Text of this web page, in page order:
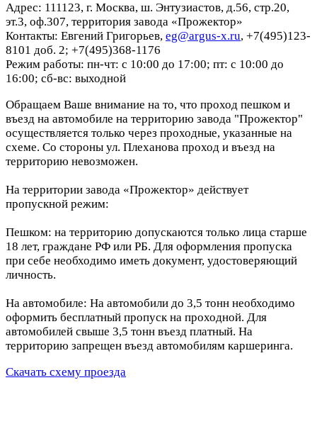
Адрес: 111123, г. Москва, ш. Энтузиастов, д.56, стр.20,
эт.3, оф.307, территория завода «Прожектор»
Контакты: Евгений Григорьев, eg@argus-x.ru, +7(495)123-
8101 доб. 2; +7(495)368-1176
Режим работы: пн-чт: с 10:00 до 17:00; пт: с 10:00 до
16:00; сб-вс: выходной
Обращаем Ваше внимание на то, что проход пешком и
въезд на автомобиле на территорию завода "Прожектор"
осуществляется только через проходные, указанные на
схеме. Со стороны ул. Плеханова проход и въезд на
территорию невозможен.
На территории завода «Прожектор» действует
пропускной режим:
Пешком: на территорию допускаются только лица старше
18 лет, граждане РФ или РБ. Для оформления пропуска
при себе необходимо иметь документ, удостоверяющий
личность.
На автомобиле: На автомобили до 3,5 тонн необходимо
оформить бесплатный пропуск на проходной. Для
автомобилей свыше 3,5 тонн въезд платный. На
территорию запрещен въезд автомобилям каршеринга.
Скачать схему проезда